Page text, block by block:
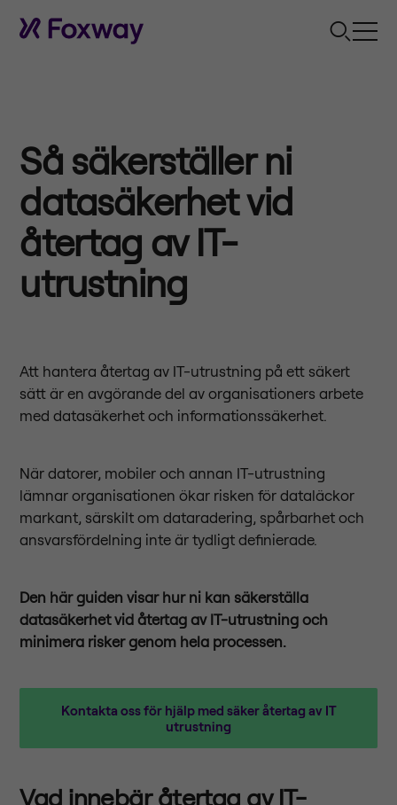
Så säkerställer ni
datasäkerhet vid
återtag av IT-
utrustning
Att hantera återtag av IT-utrustning på ett säkert
sätt är en avgörande del av organisationers arbete
med datasäkerhet och informationssäkerhet.
När datorer, mobiler och annan IT-utrustning
lämnar organisationen ökar risken för dataläckor
markant, särskilt om dataradering, spårbarhet och
ansvarsfördelning inte är tydligt definierade.
Den här guiden visar hur ni kan säkerställa
datasäkerhet vid återtag av IT-utrustning och
minimera risker genom hela processen.
Kontakta oss för hjälp med säker återtag av IT
utrustning
Vad innebär återtag av IT-